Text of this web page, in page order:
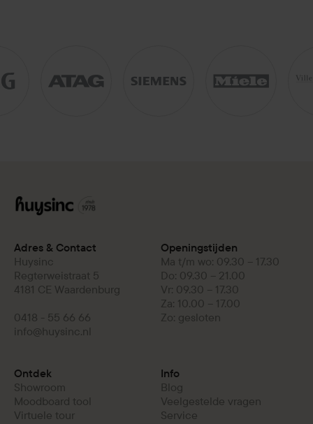
Adres & Contact
Huysinc
Regterweistraat 5
4181 CE Waardenburg
0418 - 55 66 66
info@huysinc.nl
Openingstijden
Ma t/m wo: 09.30 – 17.30
Do: 09.30 – 21.00
Vr: 09.30 – 17.30
Za: 10.00 – 17.00
Zo: gesloten
Ontdek
Showroom
Moodboard tool
Virtuele tour
Info
Blog
Veelgestelde vragen
Service